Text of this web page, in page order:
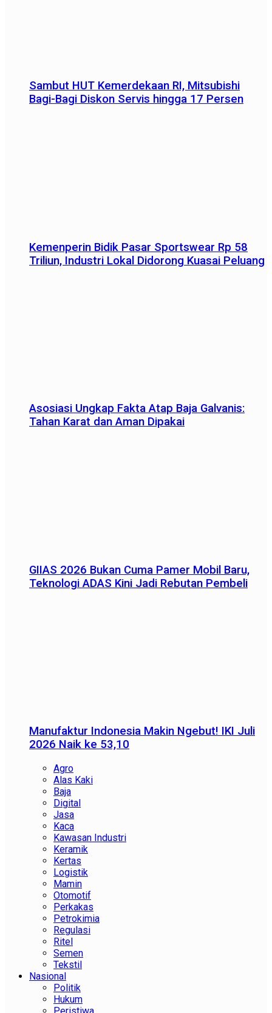
Sambut HUT Kemerdekaan RI, Mitsubishi
Bagi-Bagi Diskon Servis hingga 17 Persen
Kemenperin Bidik Pasar Sportswear Rp 58
Triliun, Industri Lokal Didorong Kuasai Peluang
Asosiasi Ungkap Fakta Atap Baja Galvanis:
Tahan Karat dan Aman Dipakai
GIIAS 2026 Bukan Cuma Pamer Mobil Baru,
Teknologi ADAS Kini Jadi Rebutan Pembeli
Manufaktur Indonesia Makin Ngebut! IKI Juli
2026 Naik ke 53,10
Agro
Alas Kaki
Baja
Digital
Jasa
Kaca
Kawasan Industri
Keramik
Kertas
Logistik
Mamin
Otomotif
Perkakas
Petrokimia
Regulasi
Ritel
Semen
Tekstil
Nasional
Politik
Hukum